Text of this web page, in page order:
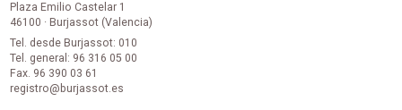
Plaza Emilio Castelar 1
46100 · Burjassot (Valencia)
Tel. desde Burjassot: 010
Tel. general: 96 316 05 00
Fax. 96 390 03 61
registro@burjassot.es